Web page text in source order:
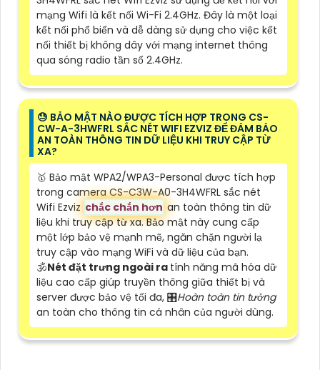
mạng Wifi là kết nối Wi-Fi 2.4GHz. Đây là một loại
kết nối phổ biến và dễ dàng sử dụng cho việc kết
nối thiết bị không dây với mạng internet thông
qua sóng radio tần số 2.4GHz.
😓 BẢO MẬT NÀO ĐƯỢC TÍCH HỢP TRONG CS-
CW-A-3HWFRL SẮC NÉT WIFI EZVIZ ĐỂ ĐẢM BẢO
AN TOÀN THÔNG TIN DỮ LIỆU KHI TRUY CẬP TỪ
XA?
🥇 Bảo mật WPA2/WPA3-Personal được tích hợp
trong camera CS-C3W-A0-3H4WFRL sắc nét
Wifi Ezviz chắc chắn hơn an toàn thông tin dữ
liệu khi truy cập từ xa. Bảo mật này cung cấp
một lớp bảo vệ mạnh mẽ, ngăn chặn người lạ
truy cập vào mạng WiFi và dữ liệu của bạn.
🕉️Nét đặt trưng ngoài ra tính năng mã hóa dữ
liệu cao cấp giúp truyền thông giữa thiết bị và
server được bảo vệ tối đa, 🎛Hoàn toàn tin tưởng
an toàn cho thông tin cá nhân của người dùng.